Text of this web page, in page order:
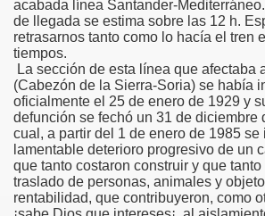
acabada línea Santander-
de llegada se estima sobre las 12 h.
retrasarnos tanto como lo hacía el tren
tiempos.
La sección de esta línea que afectaba
(Cabezón de la Sierra-Soria) se había
oficialmente el 25 de enero de 1929 y
defunción se fechó un 31 de diciembre
cual, a partir del 1 de enero de 1985
lamentable deterioro progresivo de un
que tanto costaron construir y que tanto
traslado de personas, animales y
rentabilidad, que contribuyeron, como
Meléndez)
Soria por la Vía Férrea, Miércoles
Miércoles 31-7-2019 (Crónica de
Díaz Meléndez)